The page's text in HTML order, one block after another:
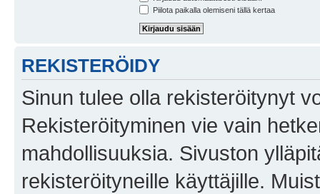
Piilota paikalla olemiseni tällä kertaa
REKISTERÖIDY
Sinun tulee olla rekisteröitynyt
Rekisteröityminen vie vain
mahdollisuuksia. Sivuston
rekisteröityneille käyttäjille.